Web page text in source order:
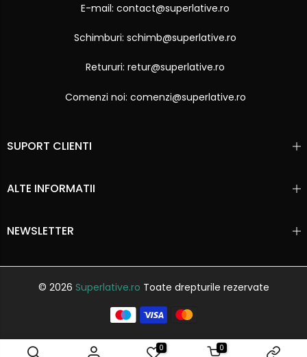
E-mail: contact@superlative.ro
Schimburi: schimb@superlative.ro
Retururi: retur@superlative.ro
Comenzi noi: comenzi@superlative.ro
SUPORT CLIENTI
ALTE INFORMATII
NEWSLETTER
© 2026 Superlative.ro Toate drepturile rezervate
0 0